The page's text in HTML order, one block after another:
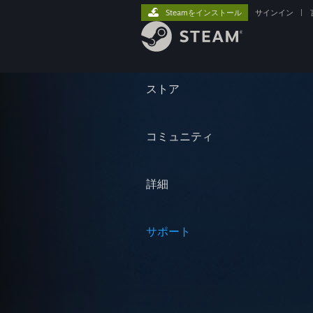
ストア
コミュニティ
詳細
サポート
Steamをインストール サインイン